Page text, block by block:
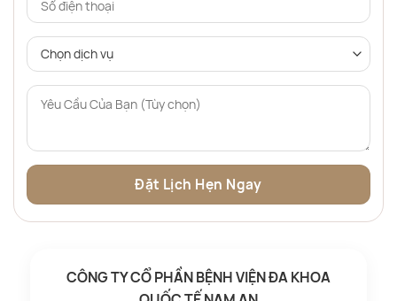
CÔNG TY CỔ PHẦN BỆNH VIỆN ĐA KHOA